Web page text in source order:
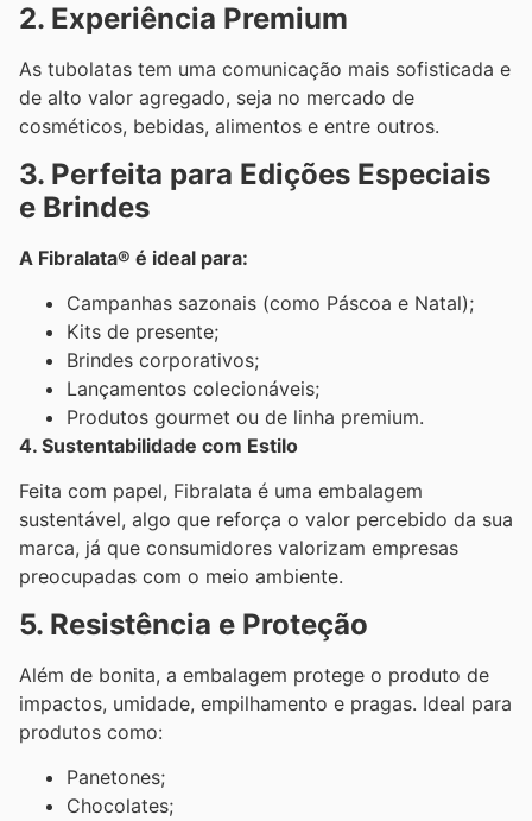
2. Experiência Premium
As tubolatas tem uma comunicação mais sofisticada e
de alto valor agregado, seja no mercado de
cosméticos, bebidas, alimentos e entre outros.
3. Perfeita para Edições Especiais
e Brindes
A Fibralata® é ideal para:
Campanhas sazonais (como Páscoa e Natal);
Kits de presente;
Brindes corporativos;
Lançamentos colecionáveis;
Produtos gourmet ou de linha premium.
4. Sustentabilidade com Estilo
Feita com papel, Fibralata é uma embalagem
sustentável, algo que reforça o valor percebido da sua
marca, já que consumidores valorizam empresas
preocupadas com o meio ambiente.
5. Resistência e Proteção
Além de bonita, a embalagem protege o produto de
impactos, umidade, empilhamento e pragas. Ideal para
produtos como:
Panetones;
Chocolates;